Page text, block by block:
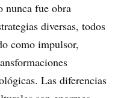
fue obra
diversas, todos
como impulsor,
Las diferencias